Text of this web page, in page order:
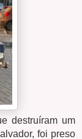
destruíram um
foi preso